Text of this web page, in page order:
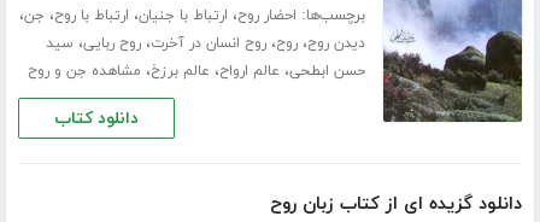
برچسب‌ها: احضار روح، ارتباط با جنیان، ارتباط با روح، جن،
دیدن روح،روح،روح انسان در آخرت،روح ربایی، سید
حسن ابطحی، عالم ارواح، عالم برزخ، مشاهده جن و روح
دانلود کتاب
دانلود گزیده ای از کتاب زبان روح